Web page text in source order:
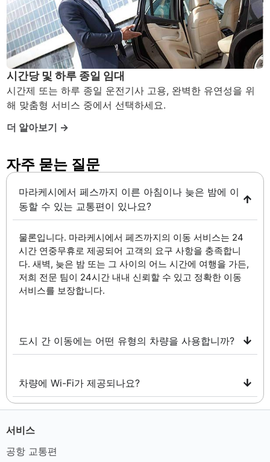
시간당 및 하루 종일 임대
시간제 또는 하루 종일 운전기사 고용, 완벽한 유연성을 위
해 맞춤형 서비스 중에서 선택하세요.
더 알아보기 →
자주 묻는 질문 ​
마라케시에서 페스까지 이른 아침이나 늦은 밤에 이
동할 수 있는 교통편이 있나요?
물론입니다. 마라케시에서 페즈까지의 이동 서비스는 24
시간 연중무휴로 제공되어 고객의 요구 사항을 충족합니
다. 새벽, 늦은 밤 또는 그 사이의 어느 시간에 여행을 가든,
저희 전문 팀이 24시간 내내 신뢰할 수 있고 정확한 이동
서비스를 보장합니다.
도시 간 이동에는 어떤 유형의 차량을 사용합니까?
차량에 Wi-Fi가 제공되나요?
서비스
공항 교통편